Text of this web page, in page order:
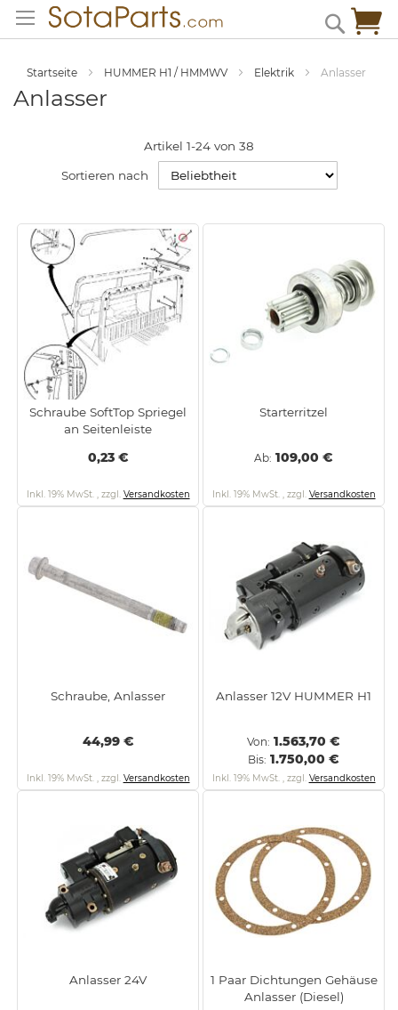
Inhalt
springen
Search
Startseite HUMMER H1 / HMMWV Elektrik Anlasser
Anlasser
Artikel 1-24 von 38
Sortieren nach
Schraube SoftTop Spriegel
an Seitenleiste
0,23 €
Inkl. 19% MwSt. , zzgl. Versandkosten
Starterritzel
Ab 109,00 €
Inkl. 19% MwSt. , zzgl. Versandkosten
Schraube, Anlasser
44,99 €
Inkl. 19% MwSt. , zzgl. Versandkosten
Anlasser 12V HUMMER H1
Von 1.563,70 €
Bis 1.750,00 €
Inkl. 19% MwSt. , zzgl. Versandkosten
Anlasser 24V
1 Paar Dichtungen Gehäuse
Anlasser (Diesel)